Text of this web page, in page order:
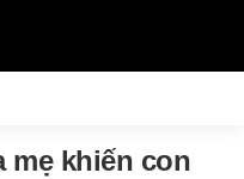
mẹ khiến con